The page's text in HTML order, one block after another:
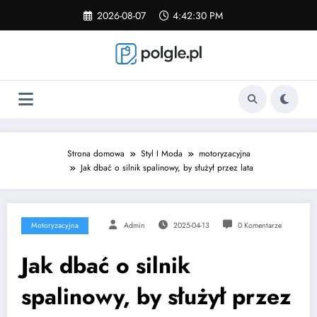
content
2026-08-07 4:42:30 PM
Strona domowa Styl I Moda
motoryzacyjna
Jak dbać o silnik spalinowy, by służył przez lata
Motoryzacyjna Admin 2025-04-13 0 Komentarze
Jak dbać o silnik
spalinowy, by służył przez